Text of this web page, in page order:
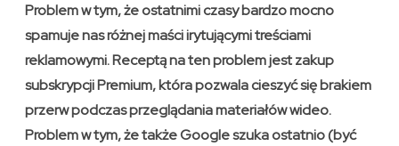
Problem w tym, że ostatnimi czasy bardzo mocno
spamuje nas różnej maści irytującymi treściami
reklamowymi. Receptą na ten problem jest zakup
subskrypcji Premium, która pozwala cieszyć się brakiem
przerw podczas przeglądania materiałów wideo.
Problem w tym, że także Google szuka ostatnio (być